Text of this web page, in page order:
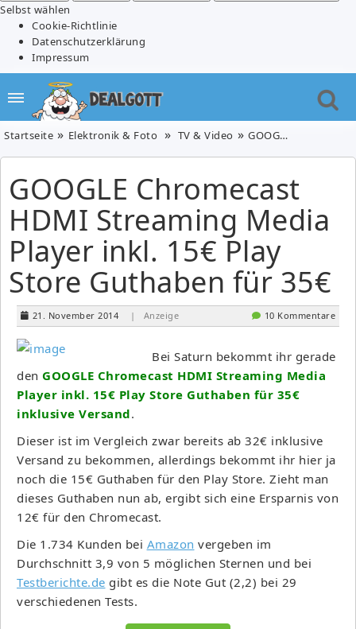
Selbst wählen
Cookie-Richtlinie
Datenschutzerklärung
Impressum
Startseite Elektronik & Foto TV & Video GOOGLE Chromecast HDMI Streaming Media Player inkl. 15€ Play Store Guthaben für 35€
GOOGLE Chromecast
HDMI Streaming Media
Player inkl. 15€ Play
Store Guthaben für 35€
21. November 2014 | Anzeige 10 Kommentare
Bei Saturn bekommt ihr gerade
den GOOGLE Chromecast HDMI Streaming Media
Player inkl. 15€ Play Store Guthaben für 35€
inklusive Versand.
Dieser ist im Vergleich zwar bereits ab 32€ inklusive
Versand zu bekommen, allerdings bekommt ihr hier ja
noch die 15€ Guthaben für den Play Store. Zieht man
dieses Guthaben nun ab, ergibt sich eine Ersparnis von
12€ für den Chromecast.
Die 1.734 Kunden bei Amazon vergeben im
Durchschnitt 3,9 von 5 möglichen Sternen und bei
Testberichte.de gibt es die Note Gut (2,2) bei 29
verschiedenen Tests.